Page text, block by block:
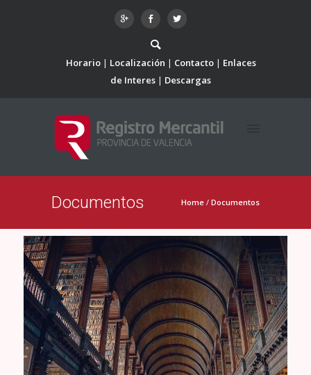
Horario Localización Contacto
Enlaces
de Interes
Descargas
Documentos Home / Documentos